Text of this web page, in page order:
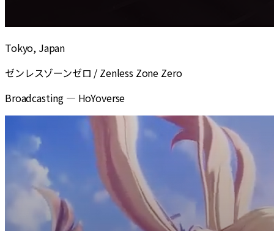
Tokyo, Japan
ゼンレスゾーンゼロ / Zenless Zone Zero
Broadcasting — HoYoverse